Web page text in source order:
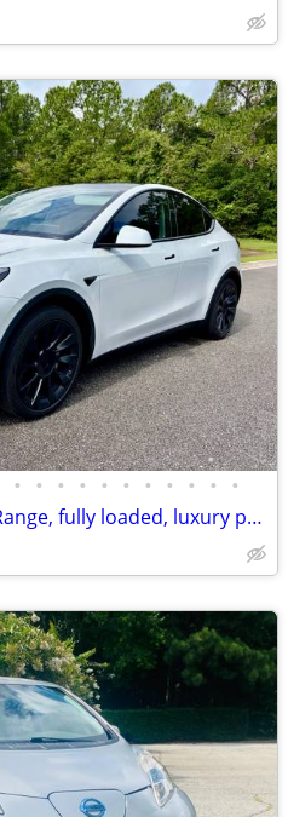
• • • • • • • • • • •
2021 Tesla Model Y Long Range, fully loaded, luxury performance, MINT!